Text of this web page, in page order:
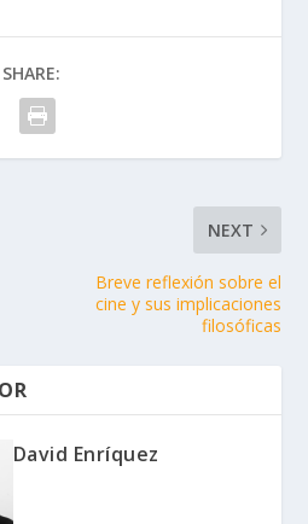
SHARE:
NEXT
Breve reflexión sobre el
cine y sus implicaciones
filosóficas
David Enríquez